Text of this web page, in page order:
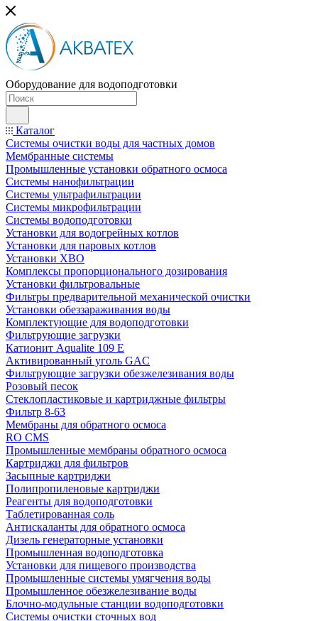
Оборудование для водоподготовки
Каталог
Системы очистки воды для частных домов
Мембранные системы
Промышленные установки обратного осмоса
Системы нанофильтрации
Системы ультрафильтрации
Системы микрофильтрации
Системы водоподготовки
Установки для водогрейных котлов
Установки для паровых котлов
Установки ХВО
Комплексы пропорционального дозирования
Установки фильтровальные
Фильтры предварительной механической очистки
Установки обеззараживания воды
Комплектующие для водоподготовки
Фильтрующие загрузки
Катионит Aqualite 109 E
Активированный уголь GAC
Фильтрующие загрузки обезжелезивания воды
Розовый песок
Стеклопластиковые и картриджные фильтры
Фильтр 8-63
Мембраны для обратного осмоса
RO CMS
Промышленные мембраны обратного осмоса
Картриджи для фильтров
Засыпные картриджи
Полипропиленовые картриджи
Реагенты для водоподготовки
Таблетированная соль
Антискаланты для обратного осмоса
Дизель генераторные установки
Промышленная водоподготовка
Установки для пищевого производства
Промышленные системы умягчения воды
Промышленное обезжелезивание воды
Блочно-модульные станции водоподготовки
Системы очистки сточных вод